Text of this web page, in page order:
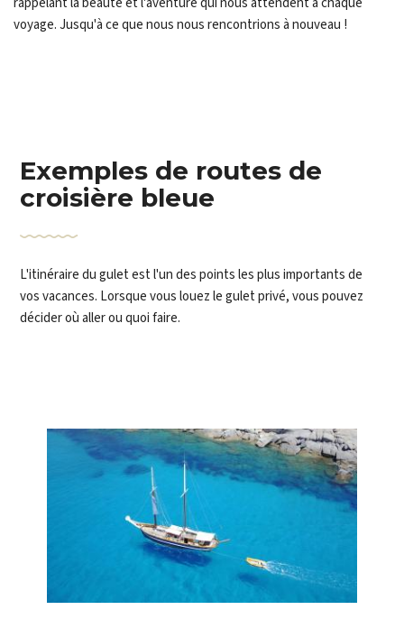
voyage. Jusqu'à ce que nous nous rencontrions à nouveau !
Exemples de routes de
croisière bleue
L'itinéraire du gulet est l'un des points les plus importants de
vos vacances. Lorsque vous louez le gulet privé, vous pouvez
décider où aller ou quoi faire.